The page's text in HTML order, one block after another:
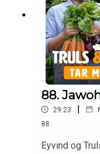
88.
29:23 |
88
Eyvind og